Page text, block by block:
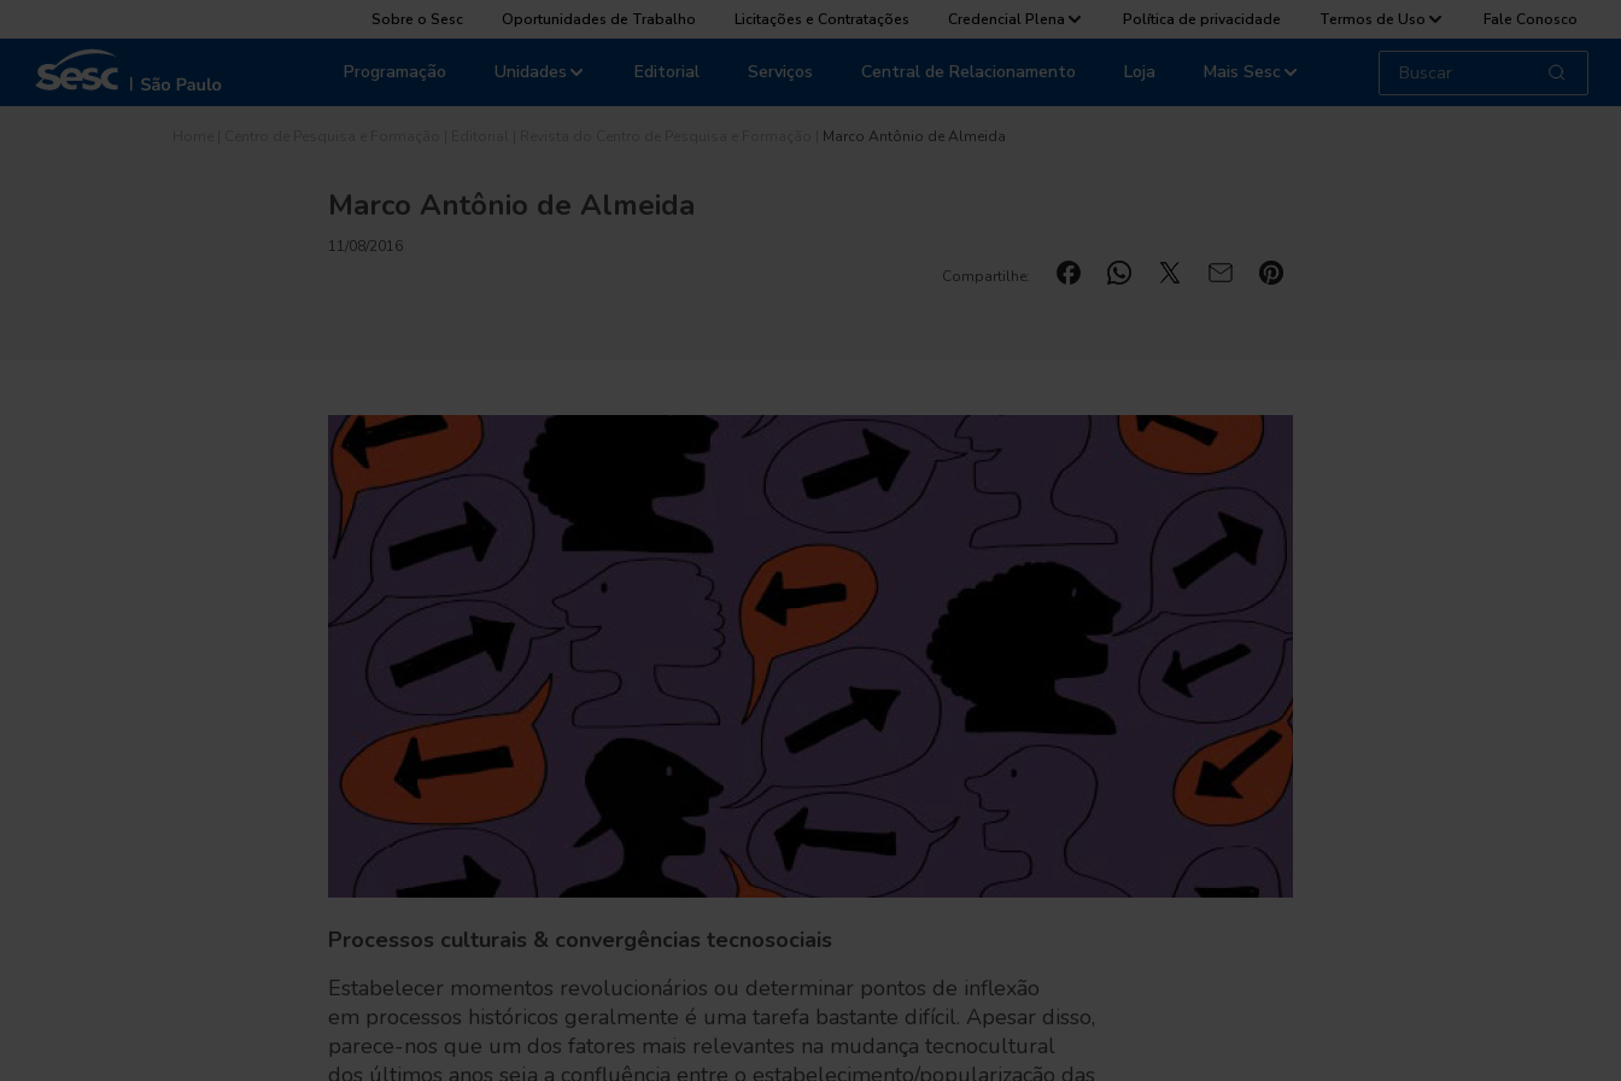
Sobre o Sesc Oportunidades de Trabalho Licitações e Contratações Credencial Plena Política de privacidade Termos de Uso Fale Conosco
Unidades
Programação Editorial Serviços Central de Relacionamento Loja Mais Sesc
Marco Antônio de Almeida
Marco Antônio de Almeida
11/08/2016
Compartilhe:
Processos culturais & convergências tecnosociais
Estabelecer momentos revolucionários ou determinar pontos de inflexão
em processos históricos geralmente é uma tarefa bastante difícil. Apesar disso,
parece-nos que um dos fatores mais relevantes na mudança tecnocultural
dos últimos anos seja a confluência entre o estabelecimento/popularização das